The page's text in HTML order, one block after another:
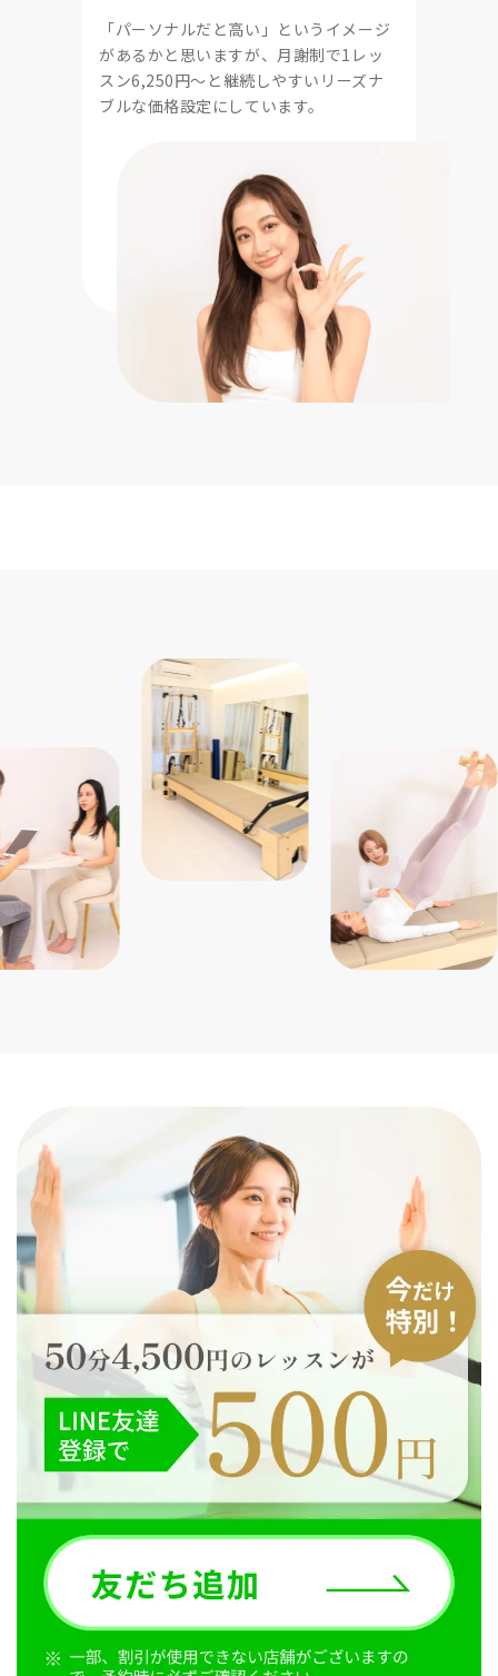
「パーソナルだと高い」というイメージ
があるかと思いますが、月謝制で1レッ
スン6,250円〜と継続しやすいリーズナ
ブルな価格設定にしています。